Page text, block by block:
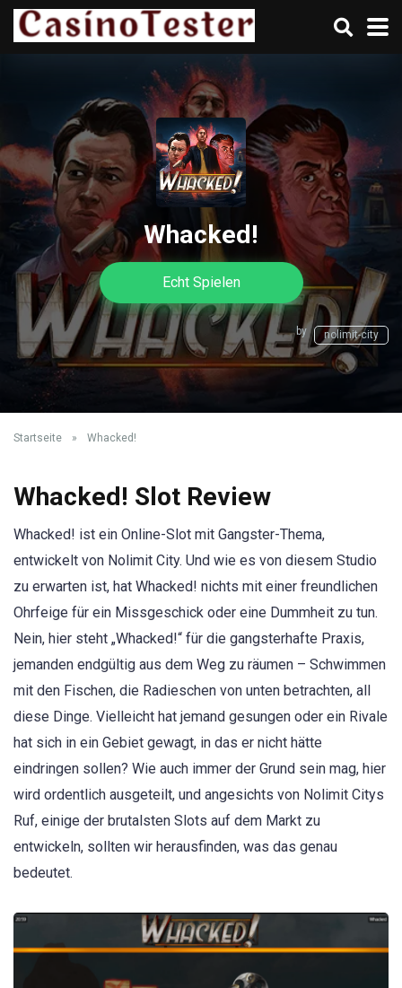
Whacked!
Echt Spielen
by nolimit-city
Startseite » Whacked!
Whacked! Slot Review
Whacked! ist ein Online-Slot mit Gangster-Thema,
entwickelt von Nolimit City. Und wie es von diesem Studio
zu erwarten ist, hat Whacked! nichts mit einer freundlichen
Ohrfeige für ein Missgeschick oder eine Dummheit zu tun.
Nein, hier steht „Whacked!“ für die gangsterhafte Praxis,
jemanden endgültig aus dem Weg zu räumen – Schwimmen
mit den Fischen, die Radieschen von unten betrachten, all
diese Dinge. Vielleicht hat jemand gesungen oder ein Rivale
hat sich in ein Gebiet gewagt, in das er nicht hätte
eindringen sollen? Wie auch immer der Grund sein mag, hier
wird ordentlich ausgeteilt, und angesichts von Nolimit Citys
Ruf, einige der brutalsten Slots auf dem Markt zu
entwickeln, sollten wir herausfinden, was das genau
bedeutet.